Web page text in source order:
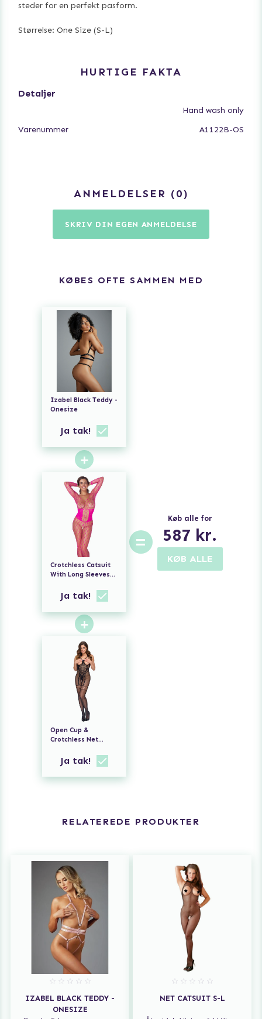
steder for en perfekt pasform.
Størrelse: One Size (S-L)
HURTIGE FAKTA
Detaljer
Hand wash only
Varenummer
A1122B-OS
ANMELDELSER 0
SKRIV DIN EGEN ANMELDELSE
KØBES OFTE SAMMEN MED
Izabel Black Teddy -
Onesize
Ja tak!
+
Crotchless Catsuit
With Long Sleeves
Ja tak!
+
Open Cup &
Crotchless Net
Ja tak!
=
Køb alle for
587 kr.
KØB ALLE
RELATEREDE PRODUKTER
IZABEL BLACK TEDDY -
ONESIZE
NET CATSUIT S-L